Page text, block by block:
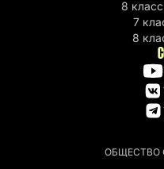
ОБЩЕСТВО
8
7
8